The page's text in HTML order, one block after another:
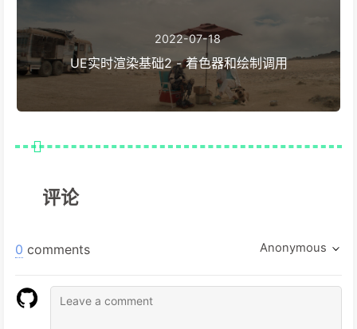
2022-07-18
UE实时渲染基础2 - 着色器和绘制调用
评论
0 comments Anonymous